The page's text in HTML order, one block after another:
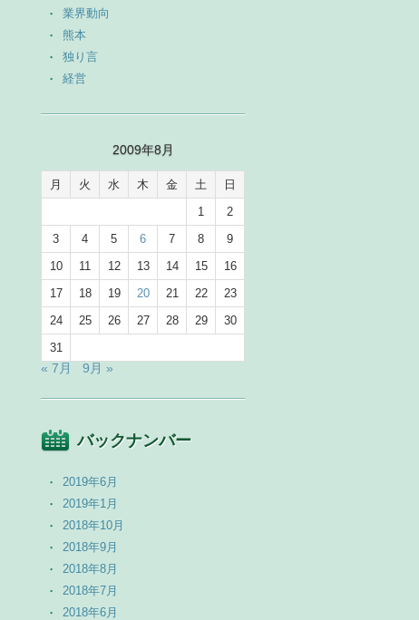
業界動向
熊本
独り言
経営
2009年8月
月 火 水 木 金 土
日
1
2
3
4 5 6 7 8
9
10
11 12 13 14 15
16
17
18 19 20 21 22
23
24
25 26 27 28 29
30
31
« 7月 9月 »
バックナンバー
2019年6月
2019年1月
2018年10月
2018年9月
2018年8月
2018年7月
2018年6月